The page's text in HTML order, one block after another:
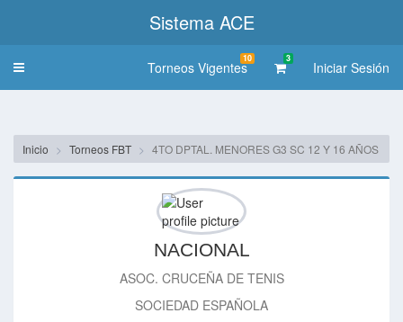
Sistema ACE
Toggle
Torneos Vigentes
10 3
Iniciar Sesión
Inicio Torneos FBT 4TO DPTAL. MENORES G3 SC 12 Y 16 AÑOS
NACIONAL
ASOC. CRUCEÑA DE TENIS
SOCIEDAD ESPAÑOLA